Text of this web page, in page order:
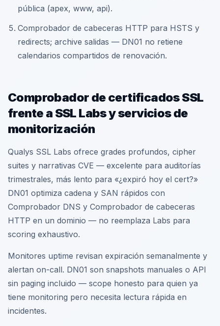
pública (apex, www, api).
Comprobador de cabeceras HTTP para HSTS y
redirects; archive salidas — DN01 no retiene
calendarios compartidos de renovación.
Comprobador de certificados SSL
frente a SSL Labs y servicios de
monitorización
Qualys SSL Labs ofrece grades profundos, cipher
suites y narrativas CVE — excelente para auditorías
trimestrales, más lento para «¿expiró hoy el cert?»
DN01 optimiza cadena y SAN rápidos con
Comprobador DNS y Comprobador de cabeceras
HTTP en un dominio — no reemplaza Labs para
scoring exhaustivo.
Monitores uptime revisan expiración semanalmente y
alertan on-call. DN01 son snapshots manuales o API
sin paging incluido — scope honesto para quien ya
tiene monitoring pero necesita lectura rápida en
incidentes.